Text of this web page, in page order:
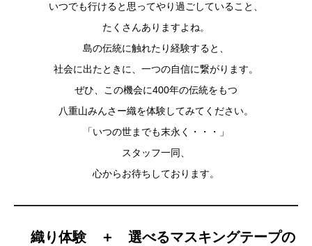
いつでも行けると思ってやり過ごしていること、
たくさんありますよね。
島の伝統に触れたり経験すると、
社会に出たときに、一つの自信に繋がります。
ぜひ、この機会に400年の伝統をもつ
八重山みんさー織を体験してみてください。
「いつの世までも末永く・・・」
スタッフ一同、
心からお待ちしております。
織り体験 ＋ 選べるマスキングテープの